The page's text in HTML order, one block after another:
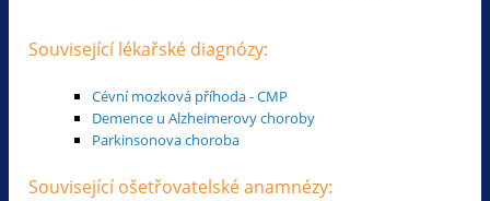
Související lékařské diagnózy:
Cévní mozková příhoda - CMP
Demence u Alzheimerovy choroby
Parkinsonova choroba
Související ošetřovatelské anamnézy: